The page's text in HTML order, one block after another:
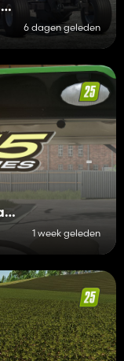
New Holland stickerpakket voor ramen (Prefab)
6 dagen geleden
John Deere 6R215 raamstickerpakket (Prefab)
1 week geleden